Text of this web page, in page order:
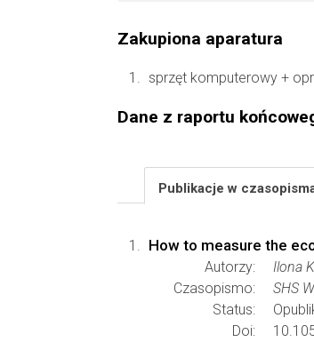
Zakupiona aparatura
sprzęt komputerowy +
Dane z raportu
Publikacje w
How to measure the
Autorzy:
Ilona
Czasopismo:
SHS
Status:
Doi: